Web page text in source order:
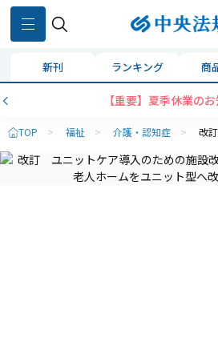
新刊 ランキング 商
【重要】夏季休業の
TOP > 福祉 > 介護・認知症 > 改